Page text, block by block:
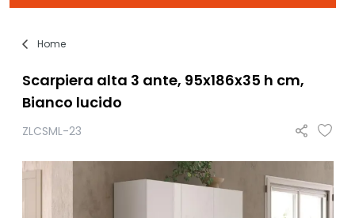
Home
Scarpiera alta 3 ante, 95x186x35 h cm,
Bianco lucido
ZLCSML-23